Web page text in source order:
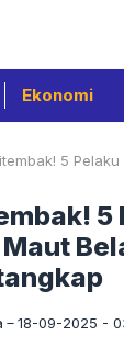
Ekonomi
5
5
18-09-2025 -